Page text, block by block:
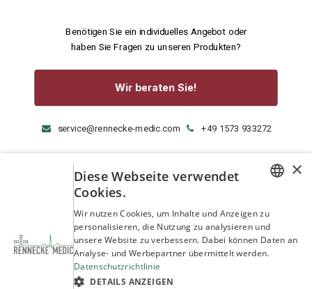
Benötigen Sie ein individuelles Angebot oder
haben Sie Fragen zu unseren Produkten?
Wir beraten Sie!
service@rennecke-medic.com +49 1573 933272
ENGLISH
×
Diese Webseite verwendet
Cookies.
Wir nutzen Cookies, um Inhalte und Anzeigen zu
personalisieren, die Nutzung zu analysieren und
unsere Website zu verbessern. Dabei können Daten an
Analyse- und Werbepartner übermittelt werden.
Datenschutzrichtlinie
DETAILS ANZEIGEN